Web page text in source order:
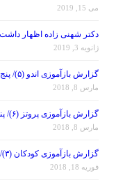
می 15, 2019
دکتر شهنی زاده اظهار
ژانویه 3, 2019
گزارش بازآموزی اندو (۵)/ پنج شنبه ۱۳۹۶/۰۹/۰۹
مارس 8, 2018
گزارش بازآموزی پروتز (۶)/ پنج شنبه ۹۶/۰۸/۲۵
مارس 8, 2018
گزارش بازآموزی کودکان (۳)/ جمعه ۲۷ بهمن ماه ۱۳۹۶
فوریه 18, 2018